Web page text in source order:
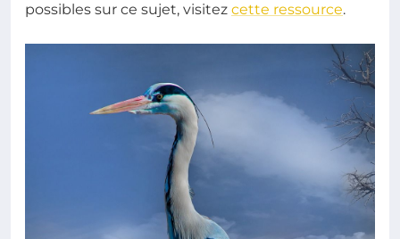
possibles sur ce sujet, visitez cette ressource.